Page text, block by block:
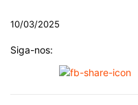
10/03/2025
Siga-nos: